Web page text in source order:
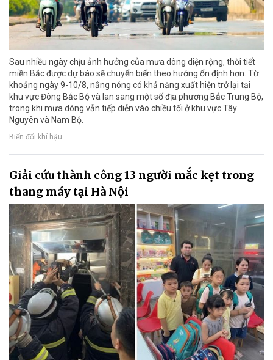
Sau nhiều ngày chịu ảnh hưởng của mưa dông diện rộng, thời tiết
miền Bắc được dự báo sẽ chuyển biến theo hướng ổn định hơn. Từ
khoảng ngày 9-10/8, nắng nóng có khả năng xuất hiện trở lại tại
khu vực Đông Bắc Bộ và lan sang một số địa phương Bắc Trung Bộ,
trong khi mưa dông vẫn tiếp diễn vào chiều tối ở khu vực Tây
Nguyên và Nam Bộ.
Biến đổi khí hậu
Giải cứu thành công 13 người mắc kẹt trong
thang máy tại Hà Nội